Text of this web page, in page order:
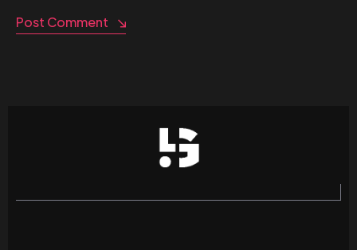
Post Comment